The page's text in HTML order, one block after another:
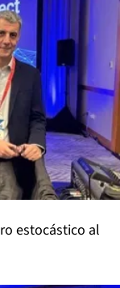
estocástico al